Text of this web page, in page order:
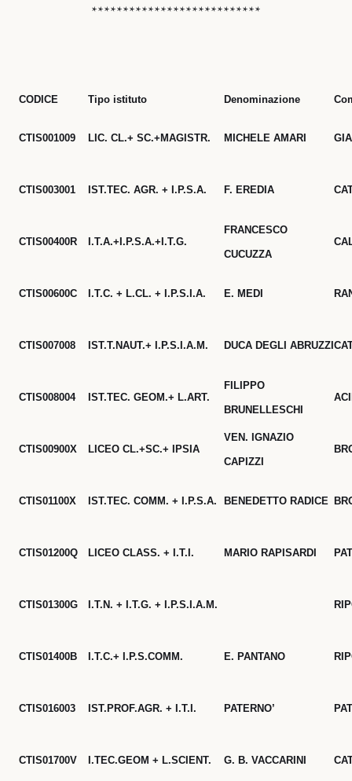
***************************
CODICE Tipo istituto Denominazione
CTIS001009 LIC. CL.+ SC.+MAGISTR. MICHELE AMARI
CTIS003001 IST.TEC. AGR. + I.P.S.A. F. EREDIA
CTIS00400R I.T.A.+I.P.S.A.+I.T.G.
FRANCESCO
CUCUZZA
CTIS00600C I.T.C. + L.CL. + I.P.S.I.A. E. MEDI
CTIS007008 IST.T.NAUT.+ I.P.S.I.A.M. DUCA DEGLI ABRUZZI
CTIS008004 IST.TEC. GEOM.+ L.ART.
FILIPPO
BRUNELLESCHI
CTIS00900X LICEO CL.+SC.+ IPSIA
VEN. IGNAZIO
CAPIZZI
CTIS01100X IST.TEC. COMM. + I.P.S.A. BENEDETTO RADICE
CTIS01200Q LICEO CLASS. + I.T.I. MARIO RAPISARDI
CTIS01300G I.T.N. + I.T.G. + I.P.S.I.A.M.
CTIS01400B I.T.C.+ I.P.S.COMM. E. PANTANO
CTIS016003 IST.PROF.AGR. + I.T.I. PATERNO’
CTIS01700V I.TEC.GEOM + L.SCIENT. G. B. VACCARINI